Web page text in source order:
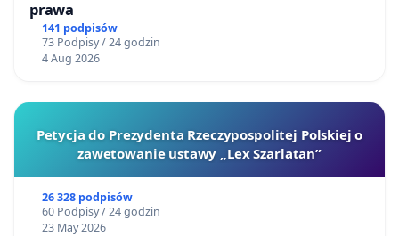
prawa
141 podpisów
73 Podpisy / 24 godzin
4 Aug 2026
Petycja do Prezydenta Rzeczypospolitej Polskiej o
zawetowanie ustawy „Lex Szarlatan”
26 328 podpisów
60 Podpisy / 24 godzin
23 May 2026